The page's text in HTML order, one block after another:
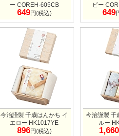
ー COREH-605CB
649円(税込)
ビー
649
今治謹製 千歳はんかち イ
エロー HK1017YE
896円(税込)
今治謹製 千
ルー
1,660